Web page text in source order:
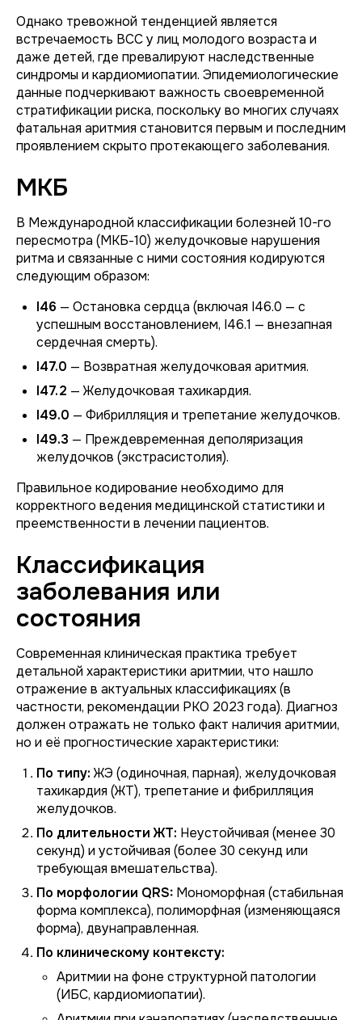
Однако тревожной тенденцией является
встречаемость ВСС у лиц молодого возраста и
даже детей, где превалируют наследственные
синдромы и кардиомиопатии. Эпидемиологические
данные подчеркивают важность своевременной
стратификации риска, поскольку во многих случаях
фатальная аритмия становится первым и последним
проявлением скрыто протекающего заболевания.
МКБ
В Международной классификации болезней 10-го
пересмотра (МКБ-10) желудочковые нарушения
ритма и связанные с ними состояния кодируются
следующим образом:
I46 — Остановка сердца (включая I46.0 — с
успешным восстановлением, I46.1 — внезапная
сердечная смерть).
I47.0 — Возвратная желудочковая аритмия.
I47.2 — Желудочковая тахикардия.
I49.0 — Фибрилляция и трепетание желудочков.
I49.3 — Преждевременная деполяризация
желудочков (экстрасистолия).
Правильное кодирование необходимо для
корректного ведения медицинской статистики и
преемственности в лечении пациентов.
Классификация
заболевания или
состояния
Современная клиническая практика требует
детальной характеристики аритмии, что нашло
отражение в актуальных классификациях (в
частности, рекомендации РКО 2023 года). Диагноз
должен отражать не только факт наличия аритмии,
но и её прогностические характеристики:
По типу: ЖЭ (одиночная, парная), желудочковая
тахикардия (ЖТ), трепетание и фибрилляция
желудочков.
По длительности ЖТ: Неустойчивая (менее 30
секунд) и устойчивая (более 30 секунд или
требующая вмешательства).
По морфологии QRS: Мономорфная (стабильная
форма комплекса), полиморфная (изменяющаяся
форма), двунаправленная.
По клиническому контексту:
Аритмии на фоне структурной патологии
(ИБС, кардиомиопатии).